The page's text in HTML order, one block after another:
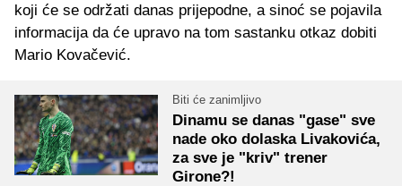
koji će se održati danas prijepodne, a sinoć se pojavila
informacija da će upravo na tom sastanku otkaz dobiti
Mario Kovačević.
Biti će zanimljivo
Dinamu se danas "gase" sve
nade oko dolaska Livakovića,
za sve je "kriv" trener
Girone?!